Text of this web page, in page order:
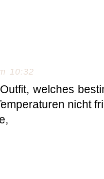
10:32
welches
nicht